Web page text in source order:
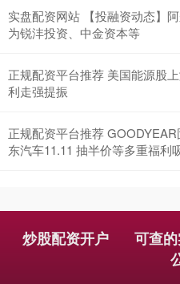
实盘配资网站 【投融资动态】
为锐沣投资、中金资本等
正规配资平台推荐 美国能源股
利走强提振
正规配资平台推荐
东汽车11.11 抽半价等多重福利
炒股配资开户
可查